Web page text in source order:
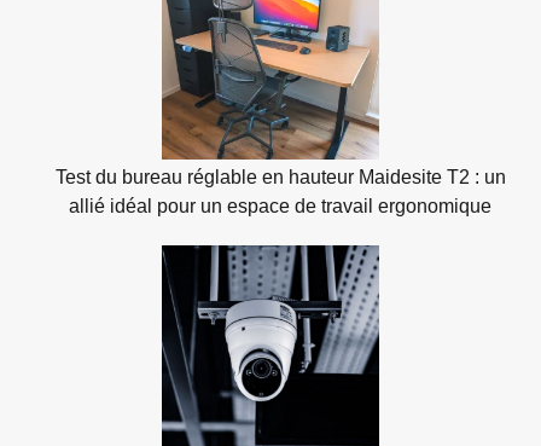
Test du bureau réglable en hauteur Maidesite T2 : un
allié idéal pour un espace de travail ergonomique